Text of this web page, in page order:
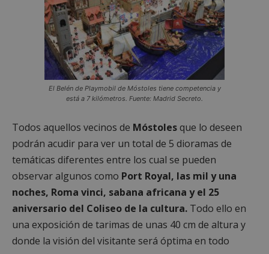
El Belén de Playmobil de Móstoles tiene competencia y
está a 7 kilómetros. Fuente: Madrid Secreto.
Todos aquellos vecinos de Móstolesque lo deseen
podrán acudir para ver un total de 5 dioramas de
temáticas diferentes entre los cual se pueden
observar algunos como Port Royal, las mil y una
noches, Roma vinci, sabana africana y el 25
aniversario del Coliseo de la cultura. Todo ello en
una exposición de tarimas de unas 40 cm de altura y
donde la visión del visitante será óptima en todo